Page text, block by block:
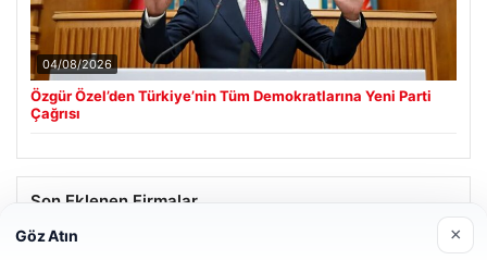
04/08/2026
Özgür Özel’den Türkiye’nin Tüm Demokratlarına Yeni Parti
Çağrısı
Son Eklenen Firmalar
Göz Atın ×